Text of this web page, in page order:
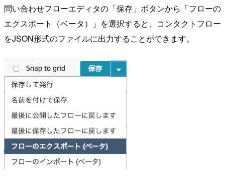
問い合わせフローエディタの「保存」ボタンから「フローの
エクスポート（ベータ）」を選択すると、コンタクトフロー
をJSON形式のファイルに出力することができます。